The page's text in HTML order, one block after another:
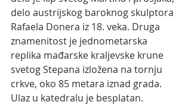
delo austrijskog baroknog skulptora
Rafaela Donera iz 18. veka. Druga
znamenitost je jednometarska
replika mađarske kraljevske krune
svetog Stepana izložena na tornju
crkve, oko 85 metara iznad grada.
Ulaz u katedralu je besplatan.